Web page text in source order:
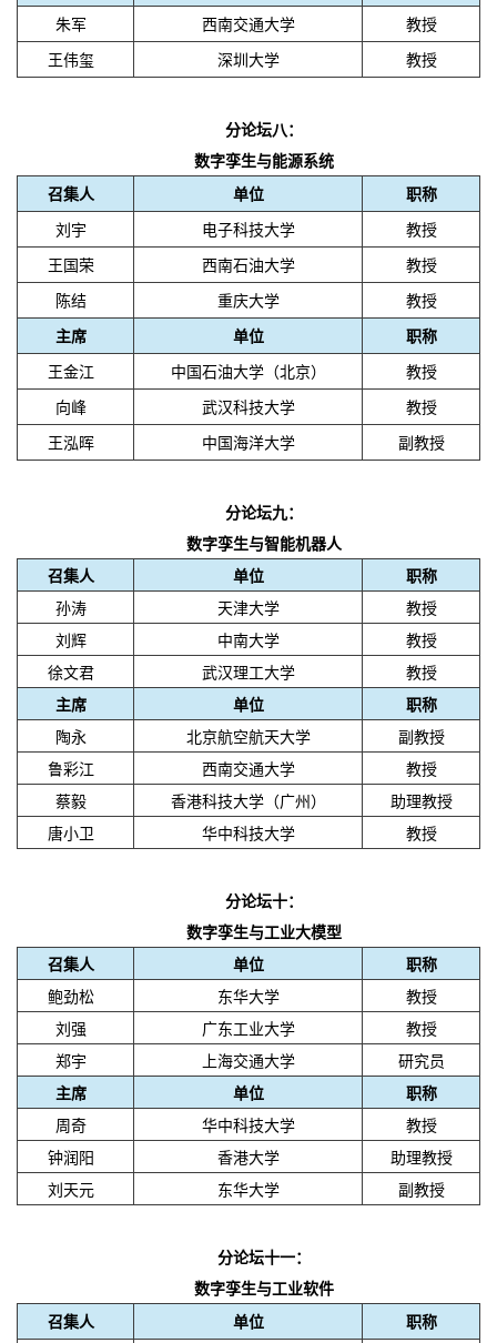
朱军
西南交通大学
教授
王伟玺
深圳大学 教授
分论坛八：
数字孪生与能源系统
召集人
单位
职称
刘宇
电子科技大学
教授
王国荣
西南石油大学
教授
陈结
重庆大学
教授
主席
单位
职称
王金江
中国石油大学（北京）
教授
向峰
武汉科技大学
教授
王泓晖
中国海洋大学 副教授
分论坛九：
数字孪生与智能机器人
召集人
单位
职称
孙涛
天津大学
教授
刘辉
中南大学
教授
徐文君
武汉理工大学
教授
主席
单位
职称
陶永
北京航空航天大学
副教授
鲁彩江
西南交通大学
教授
蔡毅
香港科技大学（广州）
助理教授
唐小卫
华中科技大学 教授
分论坛十：
数字孪生与工业大模型
召集人
单位
职称
鲍劲松
东华大学
教授
刘强
广东工业大学
教授
郑宇
上海交通大学
研究员
主席
单位
职称
周奇
华中科技大学
教授
钟润阳
香港大学
助理教授
刘天元
东华大学 副教授
分论坛十一：
数字孪生与工业软件
召集人
单位
职称